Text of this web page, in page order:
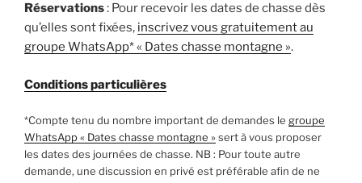
Réservations: Pour recevoir les dates de chasse dès
qu’elles sont fixées, inscrivez vous gratuitement au
groupe WhatsApp* « Dates chasse montagne ».
Conditions particulières
*Compte tenu du nombre important de demandes le groupe
WhatsApp « Dates chasse montagne »sert à vous proposer
les dates des journées de chasse. NB : Pour toute autre
demande, une discussion en privé est préférable afin de ne